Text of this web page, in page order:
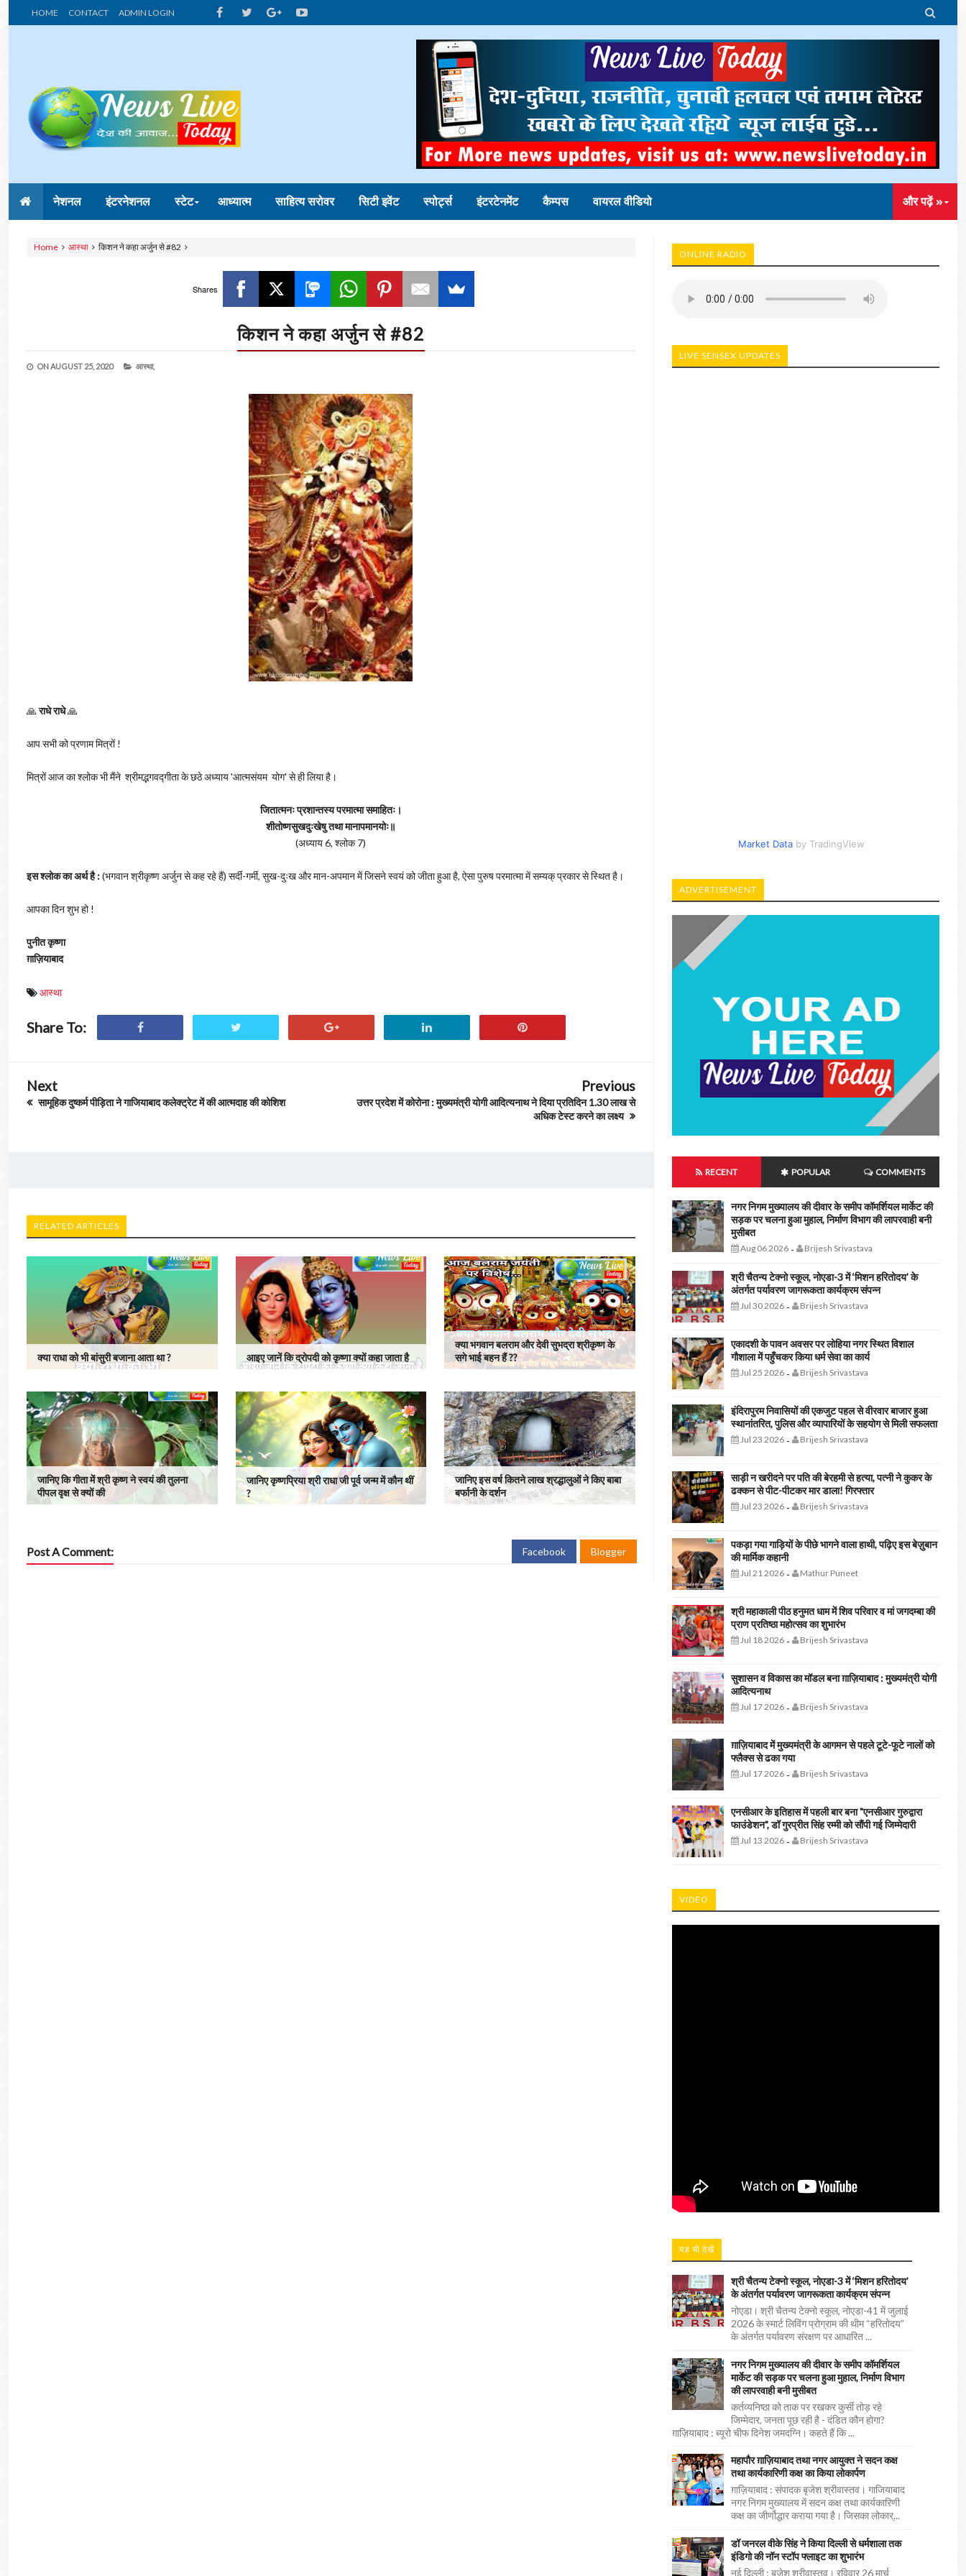
HOME CONTACT ADMIN LOGIN 
नेशनल इंटरनेशनल स्टेट आध्यात्म साहित्य सरोवर सिटी इवेंट स्पोर्ट्स इंटरटेनमेंट कैम्पस वायरल वीडियो और पढ़ें »
Home आस्था किशन ने कहा अर्जुन से #82
Shares
किशन ने कहा अर्जुन से #82
ONAUGUST 25, 2020 आस्था,
🙏राधे राधे🙏
आप सभी को प्रणाम मित्रों !
मित्रों आज का श्लोक भी मैंने श्रीमद्भगवद्गीता के छठे अध्याय 'आत्मसंयम योग' से ही लिया है।
जितात्मनः प्रशान्तस्य परमात्मा समाहितः।
शीतोष्णसुखदुःखेषु तथा मानापमानयोः॥
(अध्याय 6, श्लोक 7)
इस श्लोक का अर्थ है :(भगवान श्रीकृष्ण अर्जुन से कह रहे हैं) सर्दी-गर्मी, सुख-दुःख और मान-अपमान में जिसने स्वयं को जीता हुआ है, ऐसा पुरुष परमात्मा में सम्यक्‌ प्रकार से स्थित है।
आपका दिन शुभ हो !
पुनीत कृष्णा
ग़ाज़ियाबाद
आस्था
Share To:
Next
सामूहिक दुष्कर्म पीड़िता ने गाजियाबाद कलेक्ट्रेट में की आत्मदाह की कोशिश
Previous
उत्तर प्रदेश में कोरोना : मुख्यमंत्री योगी आदित्यनाथ ने दिया प्रतिदिन 1.30 लाख से
अधिक टेस्ट करने का लक्ष्य
RELATED ARTICLES
क्या राधा को भी बांसुरी बजाना आता था ? आइए जानें कि द्रोपदी को कृष्णा क्यों कहा जाता है
क्या भगवान बलराम और देवी सुभद्रा श्रीकृष्ण के
सगे भाई बहन हैं ??
जानिए कि गीता में श्री कृष्ण ने स्वयं की तुलना
पीपल वृक्ष से क्यों की
जानिए कृष्णप्रिया श्री राधा जी पूर्व जन्म में कौन थीं
?
जानिए इस वर्ष कितने लाख श्रद्धालुओं ने किए बाबा
बर्फानी के दर्शन
Post A Comment: Facebook Blogger
ONLINE RADIO
LIVE SENSEX UPDATES
Market Databy TradingView
ADVERTISEMENT
RECENT POPULAR COMMENTS
नगर निगम मुख्यालय की दीवार के समीप कॉमर्शियल मार्केट की
सड़क पर चलना हुआ मुहाल, निर्माण विभाग की लापरवाही बनी
मुसीबत
Aug 06 2026- Brijesh Srivastava
श्री चैतन्य टेक्नो स्कूल, नोएडा-3 में ‘मिशन हरितोदय’ के
अंतर्गत पर्यावरण जागरूकता कार्यक्रम संपन्न
Jul 30 2026- Brijesh Srivastava
एकादशी के पावन अवसर पर लोहिया नगर स्थित विशाल
गौशाला में पहुँचकर किया धर्म सेवा का कार्य
Jul 25 2026- Brijesh Srivastava
इंदिरापुरम निवासियों की एकजुट पहल से वीरवार बाजार हुआ
स्थानांतरित, पुलिस और व्यापारियों के सहयोग से मिली सफलता
Jul 23 2026- Brijesh Srivastava
साड़ी न खरीदने पर पति की बेरहमी से हत्या, पत्नी ने कुकर के
ढक्कन से पीट-पीटकर मार डाला! गिरफ्तार
Jul 23 2026- Brijesh Srivastava
पकड़ा गया गाड़ियों के पीछे भागने वाला हाथी, पढ़िए इस बेज़ुबान
की मार्मिक कहानी
Jul 21 2026- Mathur Puneet
श्री महाकाली पीठ हनुमत धाम में शिव परिवार व मां जगदम्बा की
प्राण प्रतिष्ठा महोत्सव का शुभारंभ
Jul 18 2026- Brijesh Srivastava
सुशासन व विकास का मॉडल बना ग़ाज़ियाबाद : ​मुख्यमंत्री योगी
आदित्यनाथ
Jul 17 2026- Brijesh Srivastava
ग़ाज़ियाबाद में मुख्यमंत्री के आगमन से पहले टूटे-फूटे नालों को
फ्लैक्स से ढका गया
Jul 17 2026- Brijesh Srivastava
एनसीआर के इतिहास में पहली बार बना "एनसीआर गुरुद्वारा
फाउंडेशन", डॉ गुरप्रीत सिंह रम्मी को सौंपी गई जिम्मेदारी
Jul 13 2026- Brijesh Srivastava
VIDEO
यह भी देखें
श्री चैतन्य टेक्नो स्कूल, नोएडा-3 में ‘मिशन हरितोदय’
के अंतर्गत पर्यावरण जागरूकता कार्यक्रम संपन्न
नोएडा। श्री चैतन्य टेक्नो स्कूल, नोएडा-41 में जुलाई
2026 के स्मार्ट लिविंग प्रोग्राम की थीम “हरितोदय”
के अंतर्गत पर्यावरण संरक्षण पर आधारित ...
नगर निगम मुख्यालय की दीवार के समीप कॉमर्शियल
मार्केट की सड़क पर चलना हुआ मुहाल, निर्माण विभाग
की लापरवाही बनी मुसीबत
कर्तव्यनिष्ठा को ताक पर रखकर कुर्सी तोड़ रहे
जिम्मेदार, जनता पूछ रही है - दंडित कौन होगा?
ग़ाज़ियाबाद : ब्यूरो चीफ दिनेश जमदग्नि। कहते हैं कि ...
महापौर ग़ाज़ियाबाद तथा नगर आयुक्त ने सदन कक्ष
तथा कार्यकारिणी कक्ष का किया लोकार्पण
ग़ाज़ियाबाद : संपादक बृजेश श्रीवास्तव। गाजियाबाद
नगर निगम मुख्यालय में सदन कक्ष तथा कार्यकारिणी
कक्ष का जीर्णोद्धार कराया गया है। जिसका लोकार्...
डॉ जनरल वीके सिंह ने किया दिल्ली से धर्मशाला तक
इंडिगो की नॉन स्टॉप फ्लाइट का शुभारंभ
नई दिल्ली : बृजेश श्रीवास्तव। रविवार 26 मार्च